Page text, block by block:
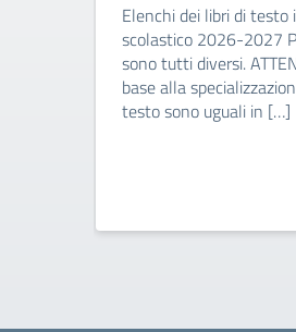
Elenchi dei libri di testo
scolastico 2026-2027
sono tutti diversi.
base alla
testo sono uguali in […]